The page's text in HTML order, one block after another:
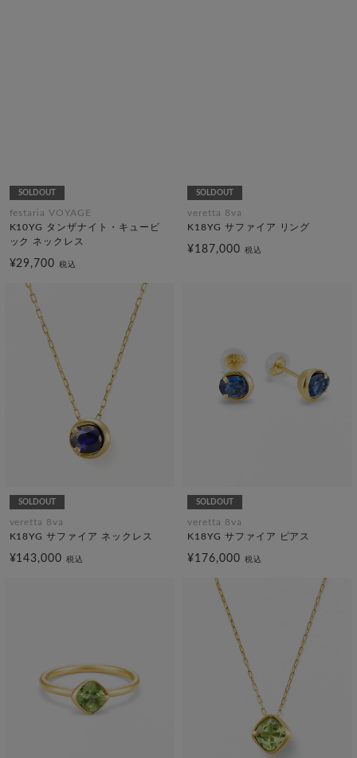
SOLDOUT
festaria VOYAGE
K10YG タンザナイト・キュービ
ック ネックレス
¥29,700税込
SOLDOUT
veretta 8va
K18YG サファイア リング
¥187,000 税込
SOLDOUT
veretta 8va
K18YG サファイア ネックレス
¥143,000税込
SOLDOUT
veretta 8va
K18YG サファイア ピアス
¥176,000 税込